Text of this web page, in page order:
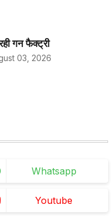
गन फैक्ट्री
03, 2026
Whatsapp
Youtube